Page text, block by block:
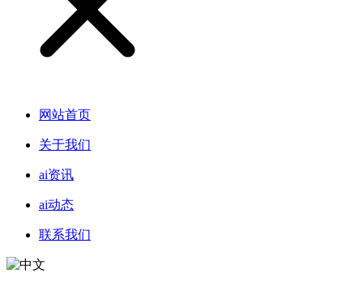
网站首页
关于我们
ai资讯
ai动态
联系我们